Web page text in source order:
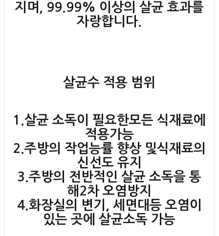
지며, 99.99% 이상의 살균 효과를
자랑합니다.
살균수 적용 범위
1.살균 소독이 필요한모든 식재료에
적용가능
2.주방의 작업능률 향상 및식재료의
신선도 유지
3.주방의 전반적인 살균 소독을 통
해2차 오염방지
4.화장실의 변기, 세면대등 오염이
있는 곳에 살균소독 가능